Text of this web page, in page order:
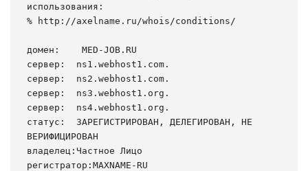
использования:
% http://axelname.ru/whois/conditions/
домен:    MED-JOB.RU
сервер:  ns1.webhost1.com.
сервер:  ns2.webhost1.com.
сервер:  ns3.webhost1.org.
сервер:  ns4.webhost1.org.
статус:  ЗАРЕГИСТРИРОВАН, ДЕЛЕГИРОВАН, НЕ
ВЕРИФИЦИРОВАН
владелец:Частное Лицо
регистратор:MAXNAME-RU